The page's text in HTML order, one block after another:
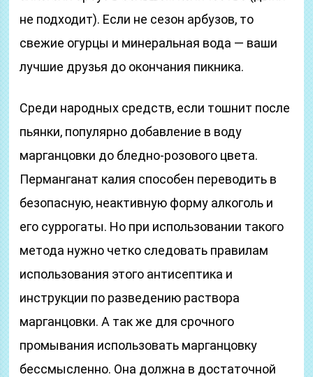
не подходит). Если не сезон арбузов, то
свежие огурцы и минеральная вода — ваши
лучшие друзья до окончания пикника.
Среди народных средств, если тошнит после
пьянки, популярно добавление в воду
марганцовки до бледно-розового цвета.
Перманганат калия способен переводить в
безопасную, неактивную форму алкоголь и
его суррогаты. Но при использовании такого
метода нужно четко следовать правилам
использования этого антисептика и
инструкции по разведению раствора
марганцовки. А так же для срочного
промывания использовать марганцовку
бессмысленно. Она должна в достаточной